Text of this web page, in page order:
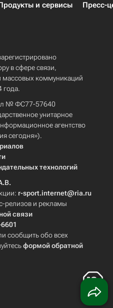
и сервисы Пресс-
в сфере связи,
коммуникаций
года.
№ ФС77-57640
унитарное
агентство
сегодня»).
технологий
r-sport.internet@ria.ru
релизов и рекламы
связи
сообщить обо всех
формой обратной